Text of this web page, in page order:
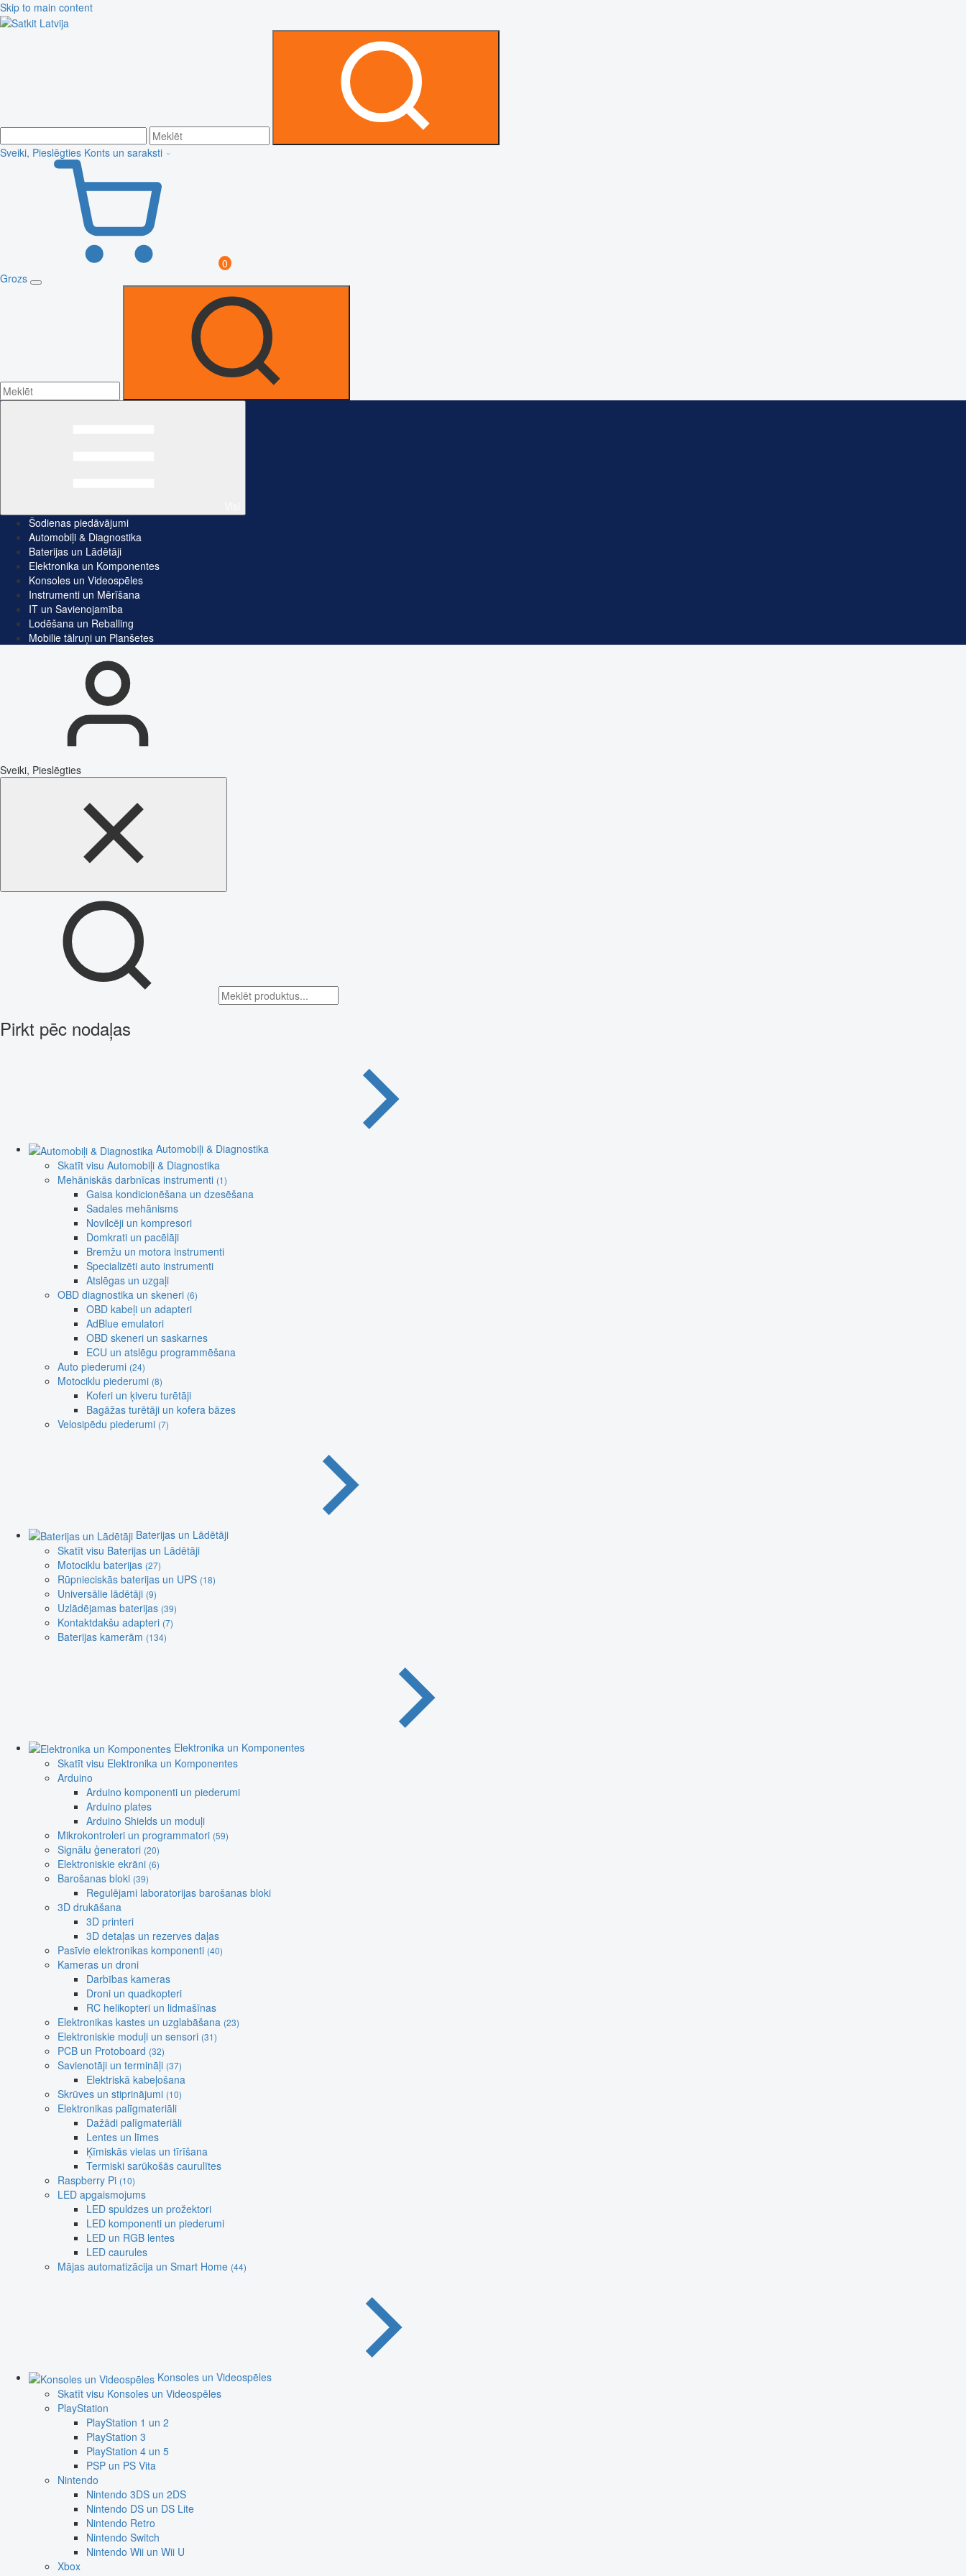
Skip to main content
Sveiki, Pieslēgties Konts un saraksti
0
Grozs
Šodienas piedāvājumi
Automobiļi & Diagnostika
Baterijas un Lādētāji
Elektronika un Komponentes
Konsoles un Videospēles
Instrumenti un Mērīšana
IT un Savienojamība
Lodēšana un Reballing
Mobilie tālruņi un Planšetes
Sveiki, Pieslēgties
Pirkt pēc nodaļas
Automobiļi & Diagnostika
Skatīt visu Automobiļi & Diagnostika
Mehāniskās darbnīcas instrumenti (1)
Gaisa kondicionēšana un dzesēšana
Sadales mehānisms
Novilcēji un kompresori
Domkrati un pacēlāji
Bremžu un motora instrumenti
Specializēti auto instrumenti
Atslēgas un uzgaļi
OBD diagnostika un skeneri (6)
OBD kabeļi un adapteri
AdBlue emulatori
OBD skeneri un saskarnes
ECU un atslēgu programmēšana
Auto piederumi (24)
Motociklu piederumi (8)
Koferi un ķiveru turētāji
Bagāžas turētāji un kofera bāzes
Velosipēdu piederumi (7)
Baterijas un Lādētāji
Skatīt visu Baterijas un Lādētāji
Motociklu baterijas (27)
Rūpnieciskās baterijas un UPS (18)
Universālie lādētāji (9)
Uzlādējamas baterijas (39)
Kontaktdakšu adapteri (7)
Baterijas kamerām (134)
Elektronika un Komponentes
Skatīt visu Elektronika un Komponentes
Arduino
Arduino komponenti un piederumi
Arduino plates
Arduino Shields un moduļi
Mikrokontroleri un programmatori (59)
Signālu ģeneratori (20)
Elektroniskie ekrāni (6)
Barošanas bloki (39)
Regulējami laboratorijas barošanas bloki
3D drukāšana
3D printeri
3D detaļas un rezerves daļas
Pasīvie elektronikas komponenti (40)
Kameras un droni
Darbības kameras
Droni un quadkopteri
RC helikopteri un lidmašīnas
Elektronikas kastes un uzglabāšana (23)
Elektroniskie moduļi un sensori (31)
PCB un Protoboard (32)
Savienotāji un termināļi (37)
Elektriskā kabeļošana
Skrūves un stiprinājumi (10)
Elektronikas palīgmateriāli
Dažādi palīgmateriāli
Lentes un līmes
Ķīmiskās vielas un tīrīšana
Termiski sarūkošās caurulītes
Raspberry Pi (10)
LED apgaismojums
LED spuldzes un prožektori
LED komponenti un piederumi
LED un RGB lentes
LED caurules
Mājas automatizācija un Smart Home (44)
Konsoles un Videospēles
Skatīt visu Konsoles un Videospēles
PlayStation
PlayStation 1 un 2
PlayStation 3
PlayStation 4 un 5
PSP un PS Vita
Nintendo
Nintendo 3DS un 2DS
Nintendo DS un DS Lite
Nintendo Retro
Nintendo Switch
Nintendo Wii un Wii U
Xbox